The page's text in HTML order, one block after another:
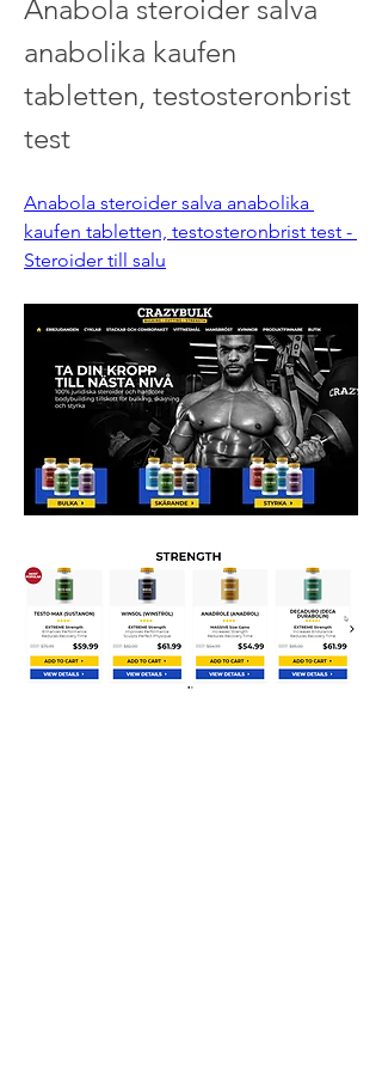
Anabola steroider salva
anabolika kaufen
tabletten, testosteronbrist
test
Anabola steroider salva anabolika
kaufen tabletten, testosteronbrist test -
Steroider till salu